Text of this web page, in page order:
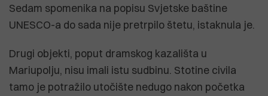
Sedam spomenika na popisu Svjetske baštine
UNESCO-a do sada nije pretrpilo štetu, istaknula je.
Drugi objekti, poput dramskog kazališta u
Mariupolju, nisu imali istu sudbinu. Stotine civila
tamo je potražilo utočište nedugo nakon početka